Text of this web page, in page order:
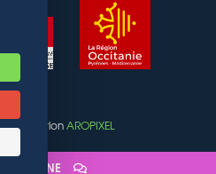
Réalisation AROPIXEL
IJ ONLINE